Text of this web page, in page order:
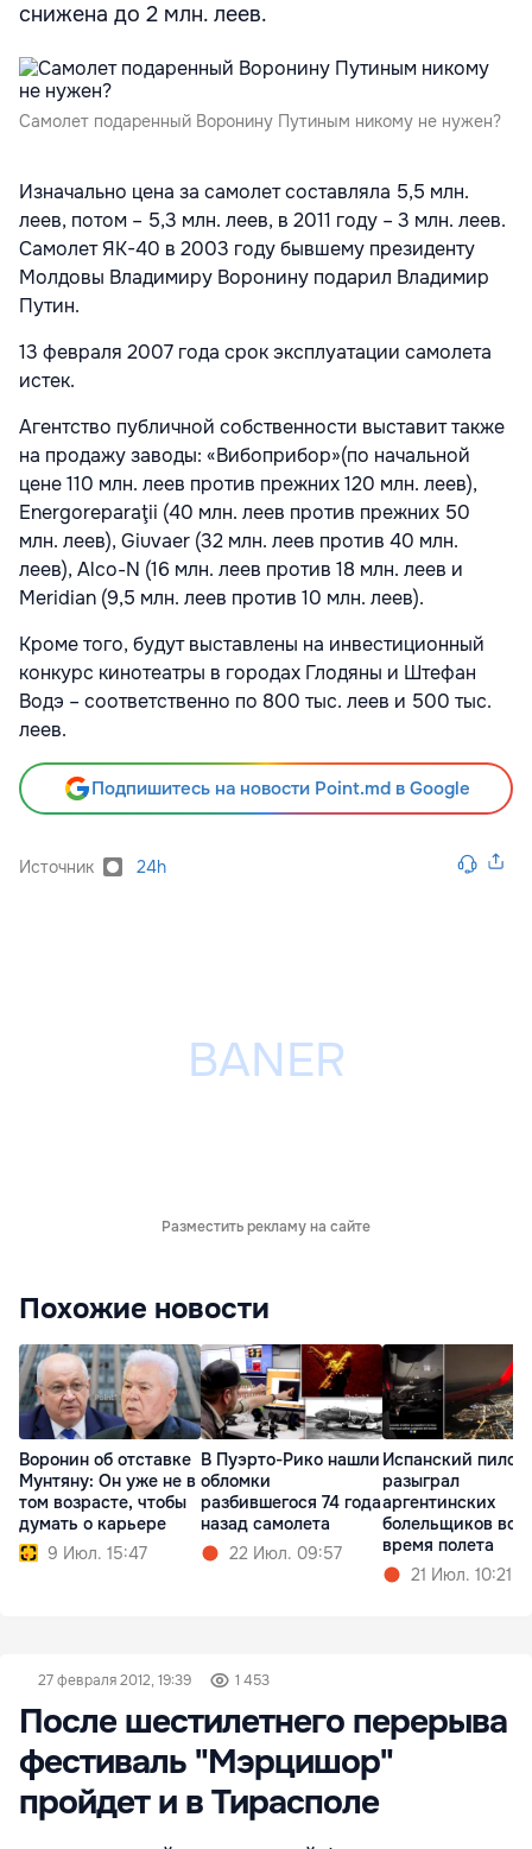
снижена до 2 млн. леев.
Самолет подаренный Воронину Путиным никому не нужен?
Изначально цена за самолет составляла 5,5 млн.
леев, потом – 5,3 млн. леев, в 2011 году – 3 млн. леев.
Самолет ЯК-40 в 2003 году бывшему президенту
Молдовы Владимиру Воронину подарил Владимир
Путин.
13 февраля 2007 года срок эксплуатации самолета
истек.
Агентство публичной собственности выставит также
на продажу заводы: «Вибоприбор»(по начальной
цене 110 млн. леев против прежних 120 млн. леев),
Energoreparaţii (40 млн. леев против прежних 50
млн. леев), Giuvaer (32 млн. леев против 40 млн.
леев), Alco-N (16 млн. леев против 18 млн. леев и
Meridian (9,5 млн. леев против 10 млн. леев).
Кроме того, будут выставлены на инвестиционный
конкурс кинотеатры в городах Глодяны и Штефан
Водэ – соответственно по 800 тыс. леев и 500 тыс.
леев.
Подпишитесь на новости Point.md в Google
Источник 24h
Разместить рекламу на сайте
Похожие новости
Воронин об отставке
Мунтяну: Он уже не в
том возрасте, чтобы
думать о карьере
9 Июл. 15:47
В Пуэрто-Рико нашли
обломки
разбившегося 74 года
назад самолета
22 Июл. 09:57
Испанский пилот
разыграл
аргентинских
болельщиков во
время полета
21 Июл. 10:21
27 февраля 2012, 19:39 1 453
После шестилетнего перерыва
фестиваль "Мэрцишор"
пройдет и в Тирасполе